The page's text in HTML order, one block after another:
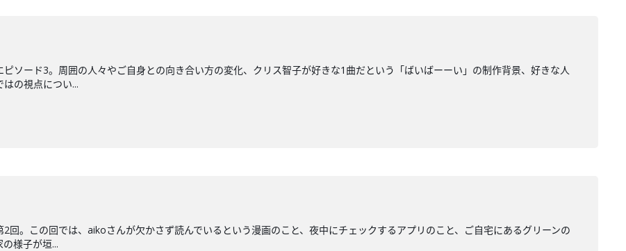
ソード3。周囲の人々やご自身との向き合い方の変化、クリス智子が好きな1曲だという「ばいばーーい」の制作背景、好きな人
の視点につい...
回。この回では、aikoさんが欠かさず読んでいるという漫画のこと、夜中にチェックするアプリのこと、ご自宅にあるグリーンの
様子が垣...